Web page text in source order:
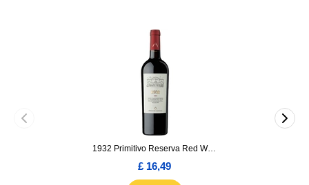
1932 Primitivo Reserva Red Wine 75cl
£ 16,49